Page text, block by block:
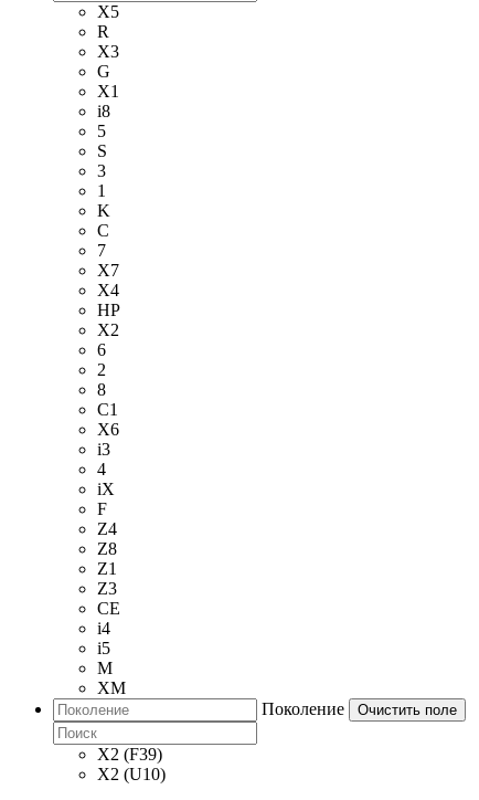
X5
R
X3
G
X1
i8
5
S
3
1
K
C
7
X7
X4
HP
X2
6
2
8
C1
X6
i3
4
iX
F
Z4
Z8
Z1
Z3
CE
i4
i5
M
XM
Поколение
Очистить поле
X2 (F39)
X2 (U10)